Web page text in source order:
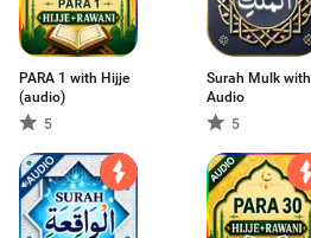
PARA 1 with Hijje
(audio)
5
Surah Mulk with
Audio
5